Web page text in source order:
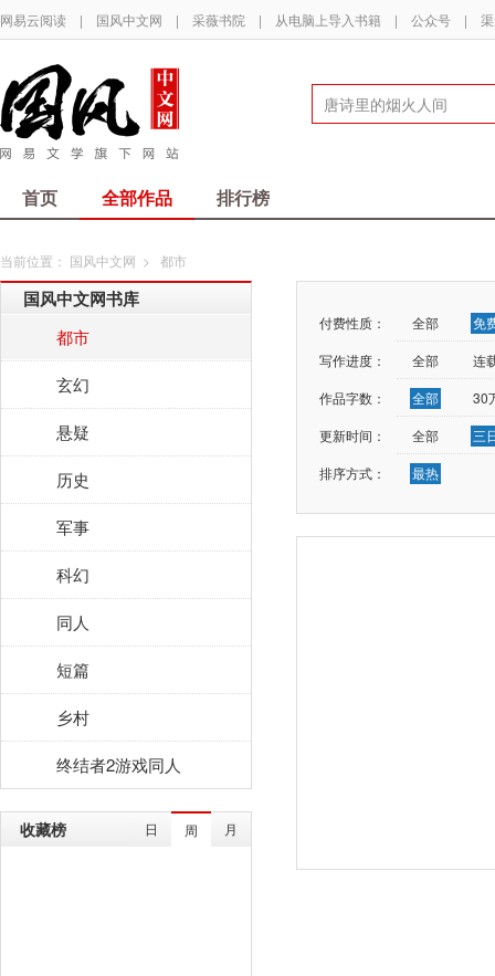
网易云阅读 | 国风中文网 | 采薇书院 | 从电脑上导入书籍 | 公众号 |
首页 全部作品 排行榜
当前位置： 国风中文网 > 都市
国风中文网书库
都市
玄幻
悬疑
历史
军事
科幻
同人
短篇
乡村
终结者2游戏同人
收藏榜 日 周 月
付费性质： 全部
免
写作进度：
全部
连
作品字数：
全部
30
更新时间：
全部
三
排序方式：
最热